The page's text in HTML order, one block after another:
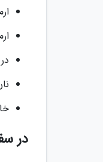
در